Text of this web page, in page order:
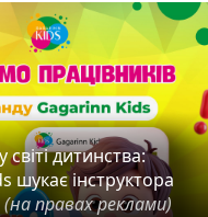
світі дитинства:
шукає інструктора
(на правах реклами)